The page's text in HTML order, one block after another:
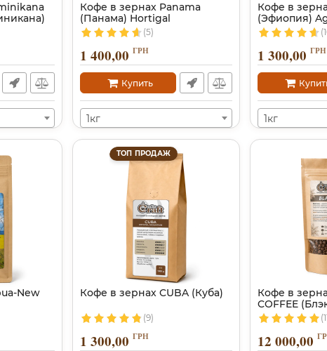
Кофе в зернах Panama
(Панама) Hortigal
(5)
1 400,00 ГРН
Купить
1кг
Кофе в
(Эфиопия)
1 300,00 ГРН
1кг
New
ТОП ПРОДАЖ
Кофе в зернах CUBA (Куба)
(9)
1 300,00 ГРН
Кофе в
COFFEE
12 000,00